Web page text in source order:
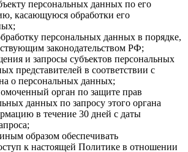
персональных данных по его
касающуюся обработки его
персональных данных в порядке,
законодательством РФ;
и запросы субъектов персональных
представителей в соответствии с
о персональных данных;
орган по защите прав
данных по запросу этого органа
в течение 30 дней с даты
образом обеспечивать
к настоящей Политике в отношении